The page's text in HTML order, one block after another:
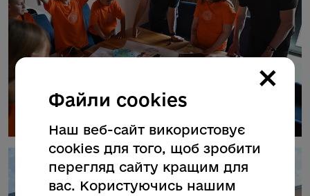
×
Файли cookies
Наш веб-сайт використовує
cookies для того, щоб зробити
перегляд сайту кращим для
вас. Користуючись нашим